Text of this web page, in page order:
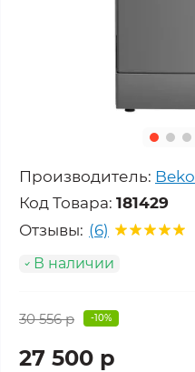
Производитель: Beko
Код Товара: 181429
Отзывы: (6)
В наличии
30 556 р -10%
27 500 р